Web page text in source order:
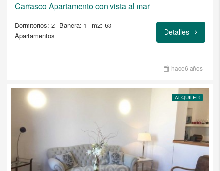
Carrasco Apartamento con vista al mar
Dormitorios: 2 Bañera: 1
m2: 63
Apartamentos
Detalles
hace6 años
ALQUILER